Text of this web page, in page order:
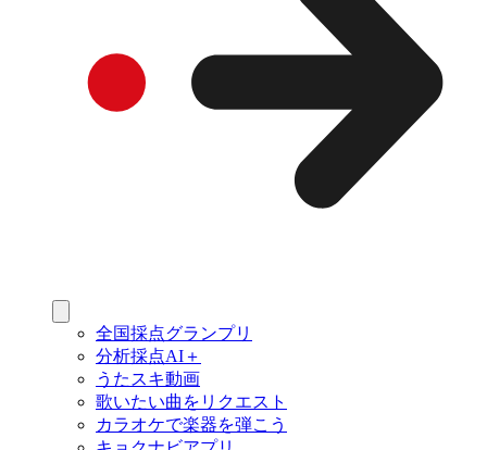
全国採点グランプリ
分析採点AI＋
うたスキ動画
歌いたい曲をリクエスト
カラオケで楽器を弾こう